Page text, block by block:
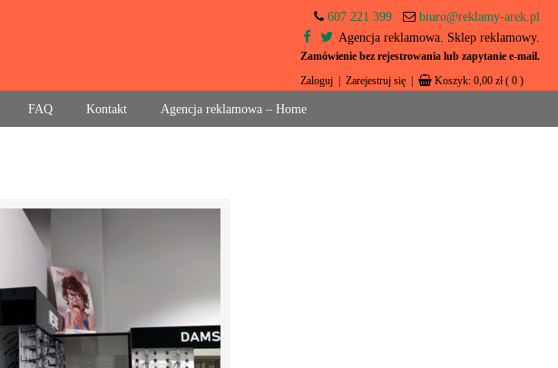
607 221 399
biuro@reklamy-arek.pl
Agencja reklamowa. Sklep reklamowy.
Zamówienie bez rejestrowania lub zapytanie e-mail.
Zaloguj Zarejestruj się Koszyk: 0,00 zł ( 0 )
FAQ Kontakt Agencja reklamowa – Home